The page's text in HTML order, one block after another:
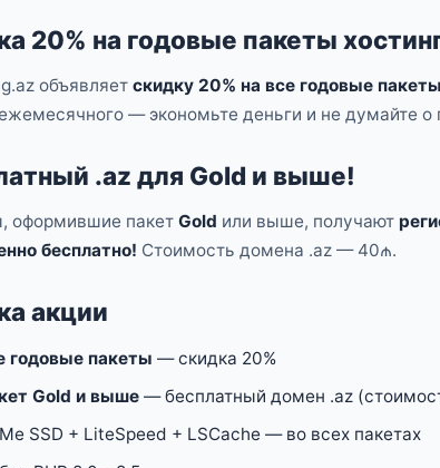
20% на годовые пакеты
объявляет скидку 20% на все годовые
— экономьте деньги и не думайте о
.az для Gold и выше!
оформившие пакет Gold или выше, получают
бесплатно! Стоимость домена .az — 40₼.
акции
годовые пакеты — скидка 20%
Gold и выше — бесплатный домен .az
SSD + LiteSpeed + LSCache — во всех пакетах